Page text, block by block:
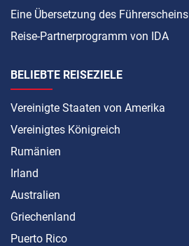
Eine Übersetzung des Führerscheins
Reise-Partnerprogramm von IDA
BELIEBTE REISEZIELE
Vereinigte Staaten von Amerika
Vereinigtes Königreich
Rumänien
Irland
Australien
Griechenland
Puerto Rico